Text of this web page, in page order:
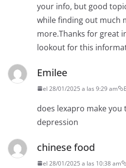
your info, but good
while finding out much
more.Thanks for great
lookout for this
Emilee
el 28/01/2025 a las 9:29 am
does lexapro make
depression
chinese food
el 28/01/2025 a las 10:38 am